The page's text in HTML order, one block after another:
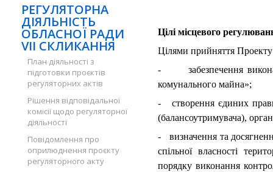
РЕГУЛЯТОРНА
ДІЯЛЬНІСТЬ
ОБЛАСНОЇ РАДИ
VII СКЛИКАННЯ
План діяльності з
підготовки проєктів
регуляторних актів
Рішення відповідальної
комісії щодо регуляторної
діяльності
Повідомлення про
оприлюднення проєкту
регуляторного акту
Цілі місцевого
Цілями прийняття
- забезпечення
комунального майна»;
- створення єдиних
(балансоутримувача),
- визначення та
спільної власності
порядку виконання